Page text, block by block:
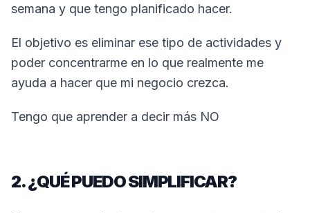
semana y que tengo planificado hacer.
El objetivo es eliminar ese tipo de actividades y
poder concentrarme en lo que realmente me
ayuda a hacer que mi negocio crezca.
Tengo que aprender a decir más NO
2. ¿QUÉ PUEDO SIMPLIFICAR?